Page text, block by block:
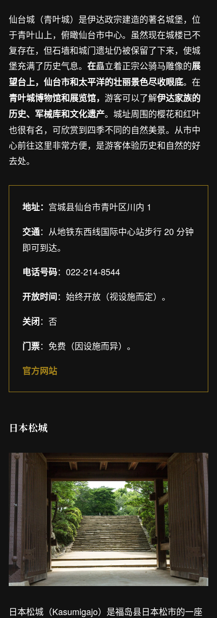
仙台城（青叶城）是伊达政宗建造的著名城堡，位
于青叶山上，俯瞰仙台市中心。虽然现在城楼已不
复存在，但石墙和城门遗址仍被保留了下来，使城
堡充满了历史气息。 在矗立着正宗公骑马雕像的展
望台上，仙台市和太平洋的壮丽景色尽收眼底。在
青叶城博物馆和展览馆， 游客可以了解伊达家族的
历史、军械库和文化遗产。城址周围的樱花和红叶
也很有名，可欣赏到四季不同的自然美景。从市中
心前往这里非常方便，是游客体验历史和自然的好
去处。
地址： 宫城县仙台市青叶区川内 1
交通：从地铁东西线国际中心站步行 20 分钟
即可到达。
电话号码：022-214-8544
开放时间：始终开放（视设施而定）。
关闭：否
门票：免费（因设施而异）。
官方网站
日本松城
日本松城（Kasumigajo）是福岛县日本松市的一座